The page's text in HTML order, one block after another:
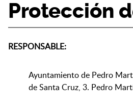
Protección
RESPONSABLE:
Ayuntamiento de Pedro
de Santa Cruz, 3. Pedro